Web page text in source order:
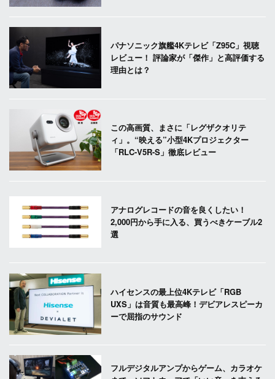
パナソニック旗艦4Kテレビ「Z95C」視聴
レビュー！ 評論家が「傑作」と高評価する
理由とは？
この高画質、まさに「レグザクオリテ
ィ」。“映える”小型4Kプロジェクター
「RLC-V5R-S」徹底レビュー
アナログレコードの音を良くしたい！
2,000円から手に入る、買うべきケーブル2
選
ハイセンスの最上位4Kテレビ「RGB
UXS」は音質も最高峰！デビアレスピーカ
ーで屈指のサウンド
フルデジタルアンプからゲーム、カラオケ